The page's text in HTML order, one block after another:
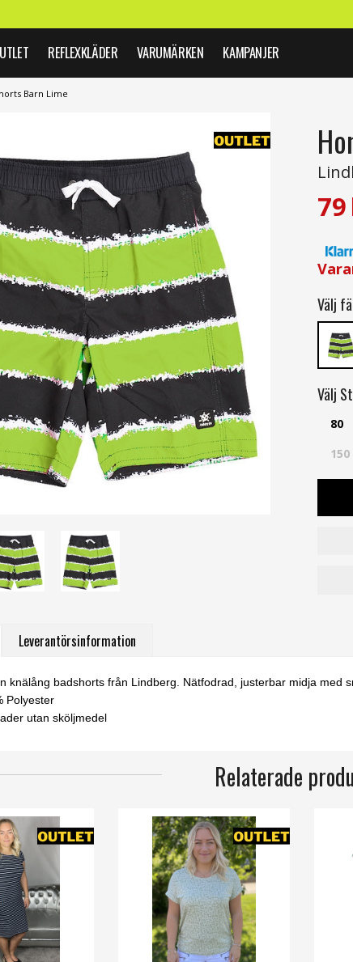
REFLEXKLÄDER VARUMÄRKEN KAMPANJER
Barn Lime
79
Välj
Välj
80
150
Leverantörsinformation
knälång badshorts från Lindberg. Nätfodrad, justerbar midja med
Polyester
utan sköljmedel
Relaterade